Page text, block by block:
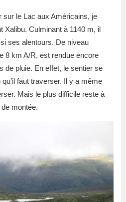
sur le Lac aux Américains, je
Xalibu. Culminant à 1140 m, il
ses alentours. De niveau
8 km A/R, est rendue encore
de pluie. En effet, le sentier se
faut traverser. Il y a même
Mais le plus difficile reste à
montée.